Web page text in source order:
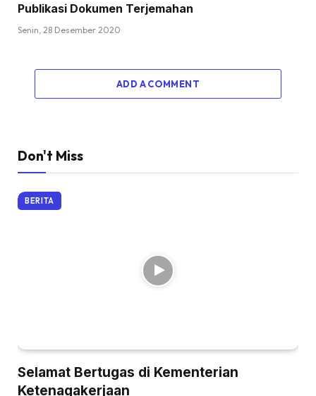
Publikasi Dokumen Terjemahan
Senin, 28 Desember 2020
ADD A COMMENT
Don't Miss
BERITA
Selamat Bertugas di Kementerian
Ketenagakerjaan